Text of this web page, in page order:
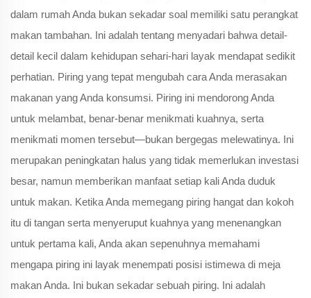
dalam rumah Anda bukan sekadar soal memiliki satu perangkat
makan tambahan. Ini adalah tentang menyadari bahwa detail-
detail kecil dalam kehidupan sehari-hari layak mendapat sedikit
perhatian. Piring yang tepat mengubah cara Anda merasakan
makanan yang Anda konsumsi. Piring ini mendorong Anda
untuk melambat, benar-benar menikmati kuahnya, serta
menikmati momen tersebut—bukan bergegas melewatinya. Ini
merupakan peningkatan halus yang tidak memerlukan investasi
besar, namun memberikan manfaat setiap kali Anda duduk
untuk makan. Ketika Anda memegang piring hangat dan kokoh
itu di tangan serta menyeruput kuahnya yang menenangkan
untuk pertama kali, Anda akan sepenuhnya memahami
mengapa piring ini layak menempati posisi istimewa di meja
makan Anda. Ini bukan sekadar sebuah piring. Ini adalah